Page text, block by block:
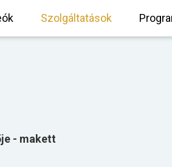
Szolgáltatások
- makett